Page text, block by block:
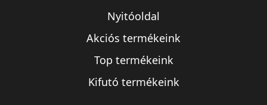
Nyitóoldal
Akciós termékeink
Top termékeink
Kifutó termékeink